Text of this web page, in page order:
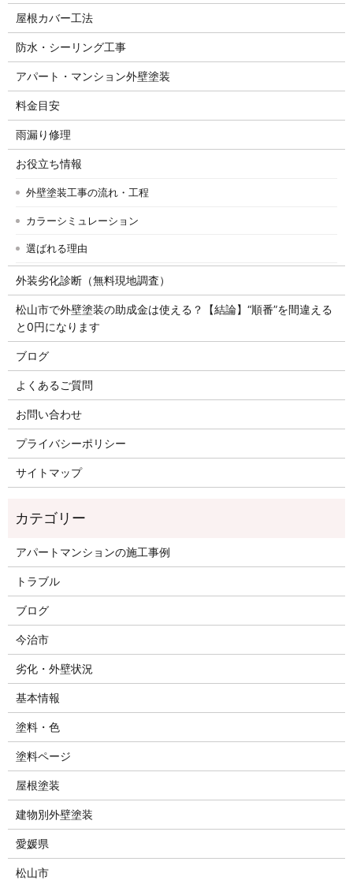
屋根カバー工法
防水・シーリング工事
アパート・マンション外壁塗装
料金目安
雨漏り修理
お役立ち情報
外壁塗装工事の流れ・工程
カラーシミュレーション
選ばれる理由
外装劣化診断（無料現地調査）
松山市で外壁塗装の助成金は使える？【結論】“順番”を間違える
と0円になります
ブログ
よくあるご質問
お問い合わせ
プライバシーポリシー
サイトマップ
アパートマンションの施工事例
トラブル
ブログ
今治市
劣化・外壁状況
基本情報
塗料・色
塗料ページ
屋根塗装
建物別外壁塗装
愛媛県
松山市